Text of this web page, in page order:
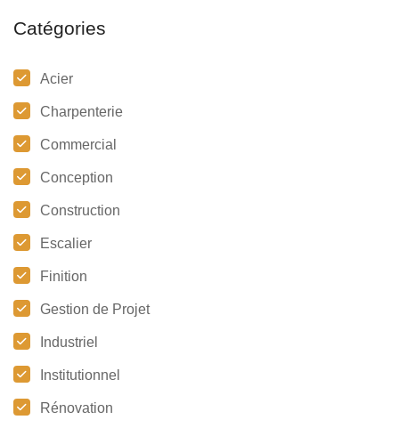
Catégories
Acier
Charpenterie
Commercial
Conception
Construction
Escalier
Finition
Gestion de Projet
Industriel
Institutionnel
Rénovation